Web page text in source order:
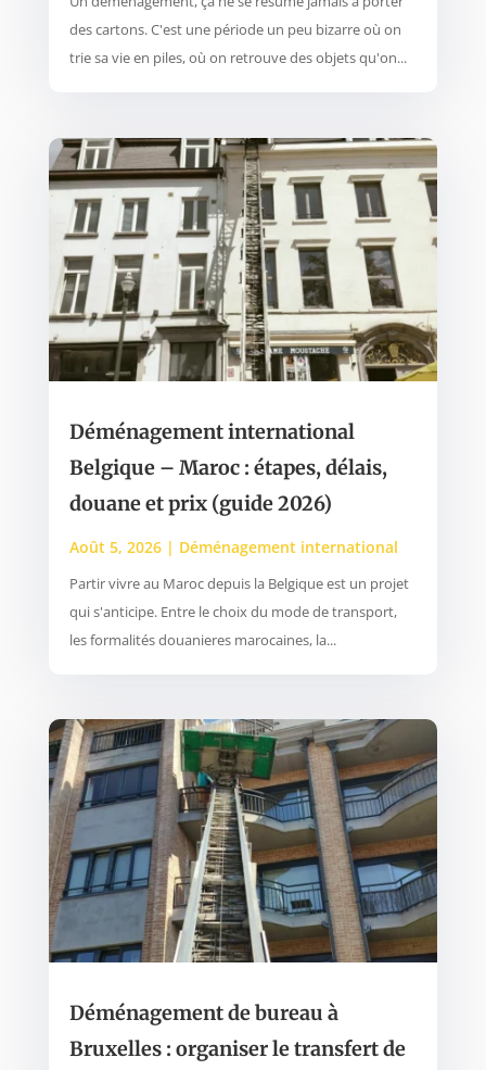
des cartons. C'est une période un peu bizarre où on
trie sa vie en piles, où on retrouve des objets qu'on...
Déménagement international
Belgique – Maroc : étapes, délais,
douane et prix (guide 2026)
Août 5, 2026| Déménagement international
Partir vivre au Maroc depuis la Belgique est un projet
qui s'anticipe. Entre le choix du mode de transport,
les formalités douanieres marocaines, la...
Déménagement de bureau à
Bruxelles : organiser le transfert de